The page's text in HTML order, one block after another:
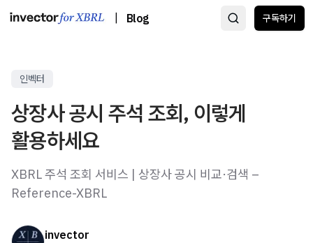
Blog 구독하기
인벡터
상장사 공시 주석 조회, 이렇게
활용하세요
XBRL 주석 조회 서비스 | 상장사 공시 비교·검색 –
Reference-XBRL
invector